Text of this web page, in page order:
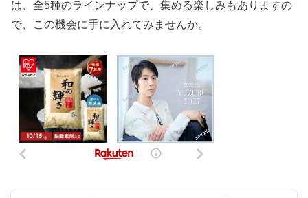
は、全5種のラインナップで、集める楽しみもありますの
で、この機会に手に入れてみませんか。